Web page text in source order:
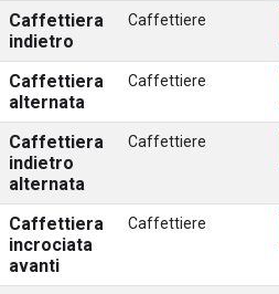
Caffettiera
indietro
Caffettiere
Caffettiera
alternata
Caffettiere
Caffettiera
indietro
alternata
Caffettiere
Caffettiera
incrociata
avanti
Caffettiere